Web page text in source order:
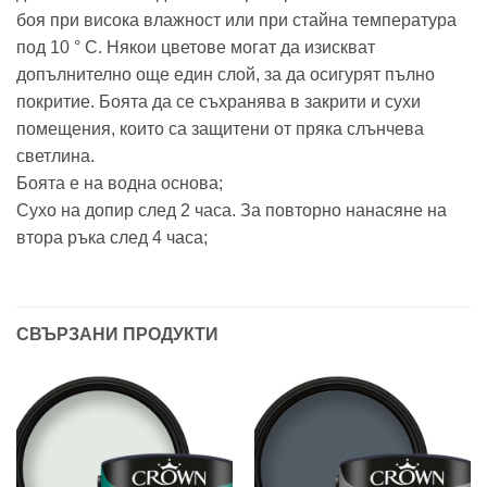
боя при висока влажност или при стайна температура
под 10 ° C. Някои цветове могат да изискват
допълнително още един слой, за да осигурят пълно
покритие. Боята да се съхранява в закрити и сухи
помещения, които са защитени от пряка слънчева
светлина.
Боята е на водна основа;
Сухо на допир след 2 часа. За повторно нанасяне на
втора ръка след 4 часа;
СВЪРЗАНИ ПРОДУКТИ